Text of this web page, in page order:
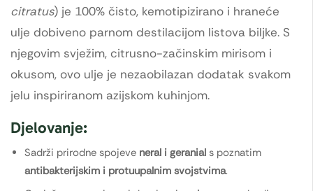
citratus) je 100% čisto, kemotipizirano i hraneće
ulje dobiveno parnom destilacijom listova biljke. S
njegovim svježim, citrusno-začinskim mirisom i
okusom, ovo ulje je nezaobilazan dodatak svakom
jelu inspiriranom azijskom kuhinjom.
Djelovanje:
Sadrži prirodne spojeve neral i geranial s poznatim
antibakterijskim i protuupalnim svojstvima.